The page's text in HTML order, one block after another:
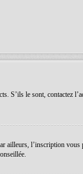
le sont, contactez
l’inscription